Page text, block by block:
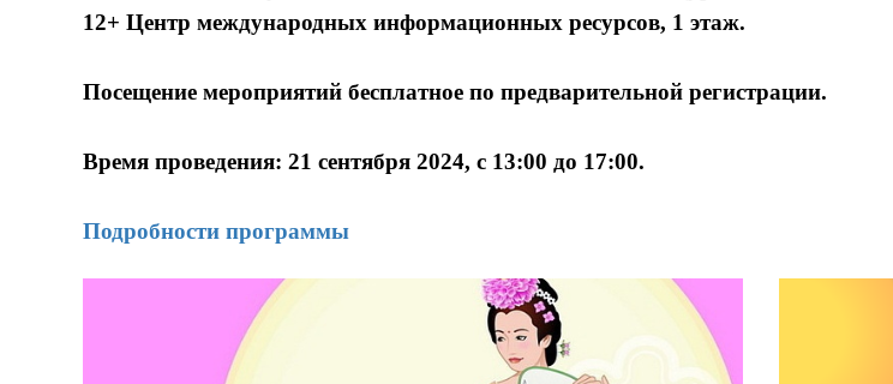
12+ Центр международных информационных ресурсов, 1 этаж.
Посещение мероприятий бесплатное по предварительной регистрации.
Время проведения: 21 сентября 2024, с 13:00 до 17:00.
Подробности программы